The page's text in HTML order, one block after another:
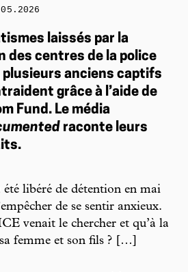
laissés par la
des centres de la police
plusieurs anciens captifs
grâce à l’aide de
Fund. Le média
raconte leurs
été libéré de détention en mai
de se sentir anxieux.
venait le chercher et qu’à la
femme et son fils ? […]